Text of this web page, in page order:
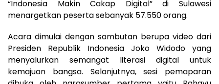
“Indonesia Makin Cakap Digital” di Sulawesi
menargetkan peserta sebanyak 57.550 orang.
Acara dimulai dengan sambutan berupa video dari
Presiden Republik Indonesia Joko Widodo yang
menyalurkan semangat literasi digital untuk
kemajuan bangsa. Selanjutnya, sesi pemaparan